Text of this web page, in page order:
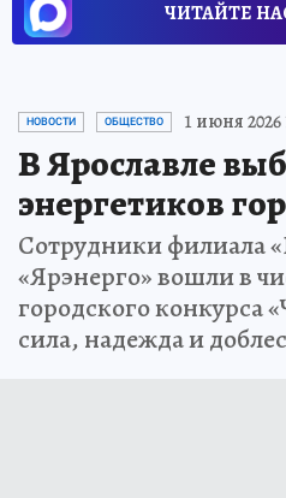
ЧИТАЙТЕ
НОВОСТИ ОБЩЕСТВО 1 июня 2026
В Ярославле
энергетиков
Сотрудники филиала
«Ярэнерго» вошли в
городского конкурса
сила, надежда и